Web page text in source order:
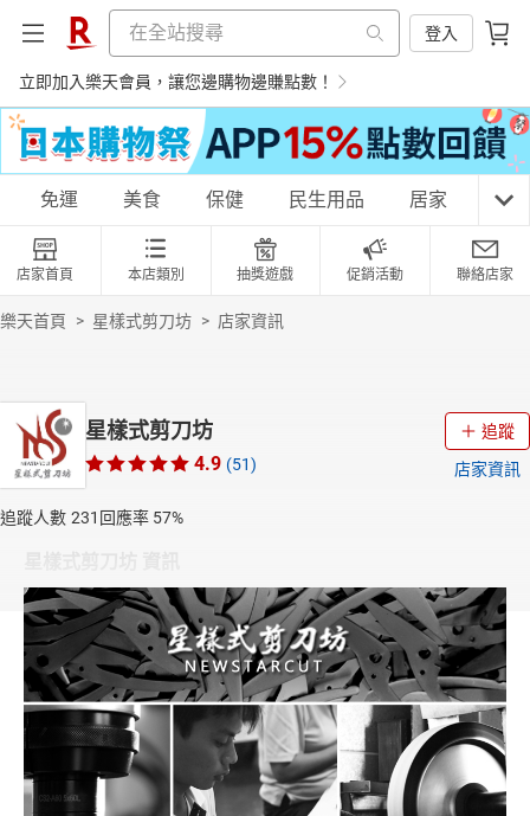
登入
立即加入樂天會員，讓您邊購物邊賺點數！
購物網分類
天天免運 美食蛋糕
居家生活 3C家電 親子玩具
女裝
日本購物 電子/紙本書
HOT
免運 美食 保健 民生用品 居家 3C
店家首頁 本店類別 抽獎遊戲 促銷活動 聯絡店家
樂天首頁 > 星樣式剪刀坊 > 店家資訊
星樣式剪刀坊
4.9 (51)
追蹤
店家資訊
追蹤人數 231 回應率 57%